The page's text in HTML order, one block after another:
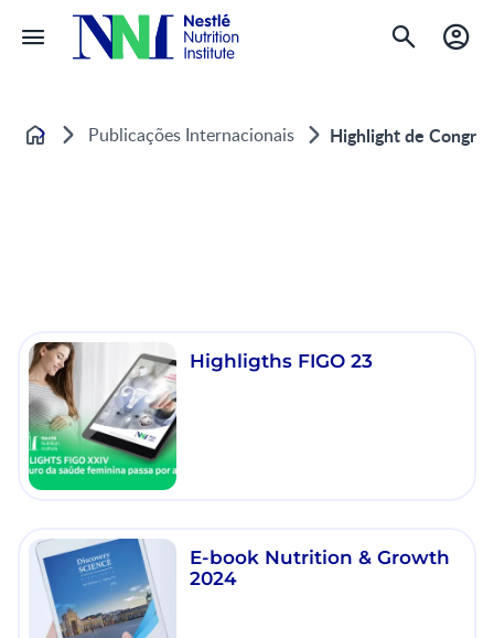
Home Publicações Internacionais Highlight de
Highligths FIGO 23
E-book Nutrition & Growth
2024